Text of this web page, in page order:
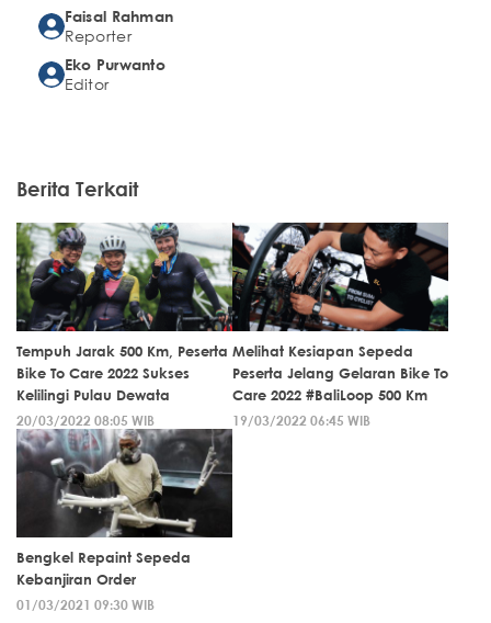
Faisal Rahman
Reporter
Eko Purwanto
Editor
Berita Terkait
Tempuh Jarak 500 Km, Peserta
Bike To Care 2022 Sukses
Kelilingi Pulau Dewata
20/03/2022 08:05 WIB
Melihat Kesiapan Sepeda
Peserta Jelang Gelaran Bike To
Care 2022 #BaliLoop 500 Km
19/03/2022 06:45 WIB
Bengkel Repaint Sepeda
Kebanjiran Order
01/03/2021 09:30 WIB